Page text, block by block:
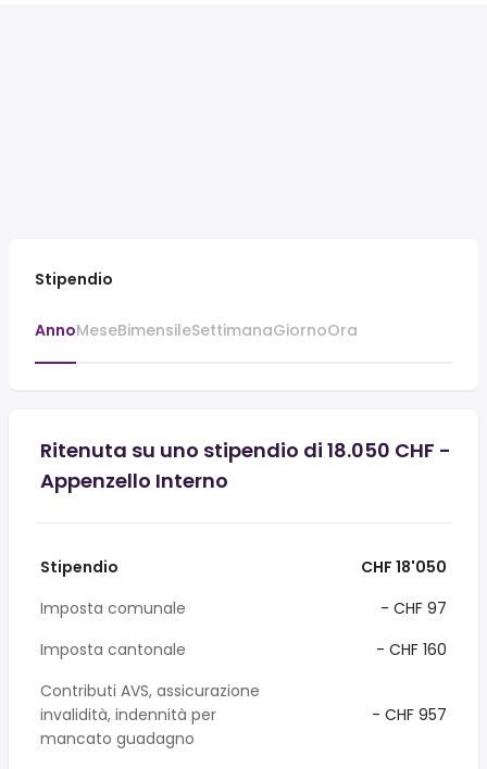
Stipendio
AnnoMeseBimensileSettimanaGiornoOra
Ritenuta su uno stipendio di 18.050 CHF -
Appenzello Interno
Stipendio
CHF 18'050
Imposta comunale
- CHF 97
Imposta cantonale
- CHF 160
Contributi AVS, assicurazione
invalidità, indennità per
mancato guadagno
- CHF 957